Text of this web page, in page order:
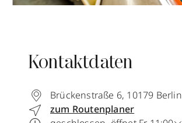
Kontaktdaten
Brückenstraße 6, 10179 Berlin
zum Routenplaner